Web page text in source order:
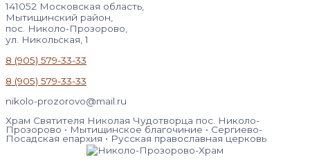
141052 Московская область,
Мытищинский район,
пос. Николо-Прозорово,
ул. Никольская, 1
8 (905) 579-33-33
8 (905) 579-33-33
nikolo-prozorovo@mail.ru
Храм Святителя Николая Чудотворца пос. Николо-
Прозорово • Мытищинское благочиние • Сергиево-
Посадская епархия • Русская православная церковь